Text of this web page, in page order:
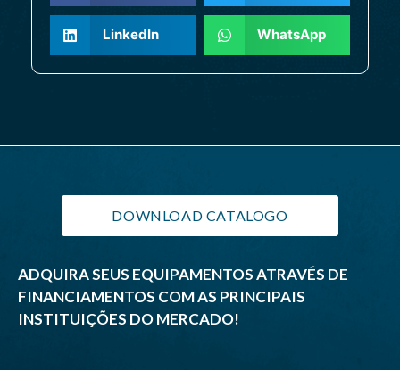
LinkedIn WhatsApp
DOWNLOAD CATALOGO
ADQUIRA SEUS EQUIPAMENTOS ATRAVÉS DE
FINANCIAMENTOS COM AS PRINCIPAIS
INSTITUIÇÕES DO MERCADO!